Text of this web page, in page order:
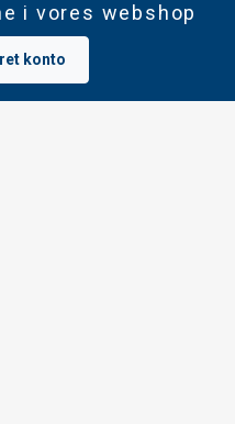
i vores webshop
konto